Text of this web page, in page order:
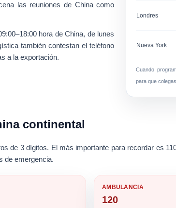
las reuniones de China como
hora de China, de lunes
también contestan el teléfono
a la exportación.
Londres
Nueva York
Cuando
para que
continental
de 3 dígitos. El más importante para recordar es
de emergencia.
AMBULANCIA
120